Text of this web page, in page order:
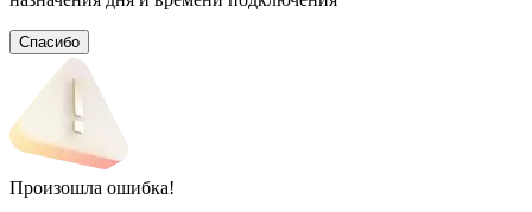
Спасибо
Произошла ошибка!